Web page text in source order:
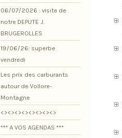
06/07/2026 : visite de
notre DEPUTE J.
BRUGEROLLES
19/06/26: superbe
vendredi
Les prix des carburants
autour de Vollore-
Montagne
<><><><><><><><>
*** A VOS AGENDAS ***